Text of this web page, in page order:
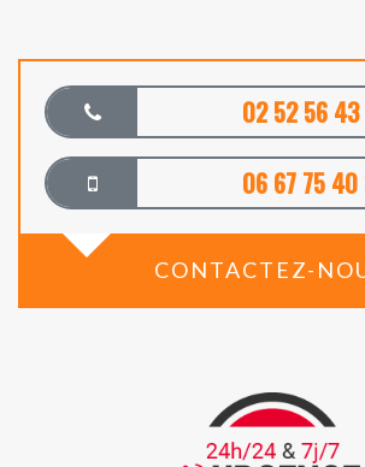
02 52 56 43
06 67 75 40
CONTACTEZ-